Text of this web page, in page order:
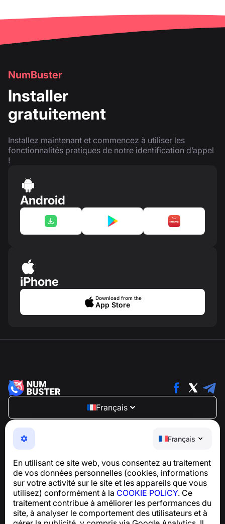
Français
En utilisant ce site web, vous consentez au traitement
de vos données personnelles (cookies, informations
sur votre activité sur le site et les appareils que vous
utilisez) conformément à la COOKIE POLICY. Ce
traitement contribue à améliorer les performances du
site, à analyser le comportement des utilisateurs et à
NumBuster
Installer
gratuitement
Installez maintenant et commencez à utiliser les
fonctionnalités pratiques de notre identification d’appel
!
Android
iPhone
Download from the
App Store
Français
NumBuster © 2013—2026 ·
Une application facile à utiliser qui vous protège contre
les arnaques téléphoniques, le spam et les messages
Pour toute question concernant la conformité au RGPD :
support@numbuster.com
Centre d’aide
Actualités et articles